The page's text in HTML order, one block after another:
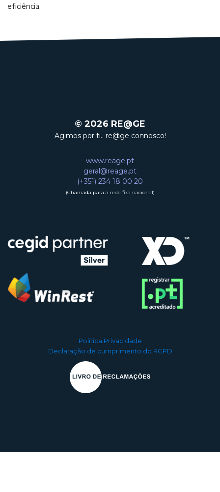
eficiência.
© 2026 RE@GE
Agimos por ti.. re@ge connosco!
www.reage.pt
geral@reage.pt
(+351) 234 18 00 20
(Chamada para a rede fixa nacional)
Política Privacidade
Declaração de cumprimento do RGPD